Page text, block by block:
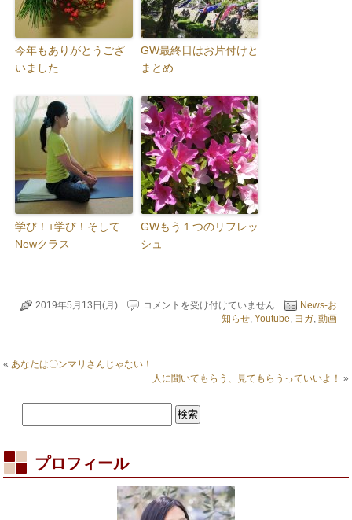
今年もありがとうござ
いました
GW最終日はお片付けと
まとめ
学び！+学び！そして
Newクラス
GWもう１つのリフレッ
シュ
2019年5月13日(月)
人
ヨ
は
コメントを受け付けていません
News-お
知らせ, Youtube, ヨガ, 動画
«あなたは〇ンマリさんじゃない！
人に聞いてもらう、見てもらうっていいよ！ »
プロフィール